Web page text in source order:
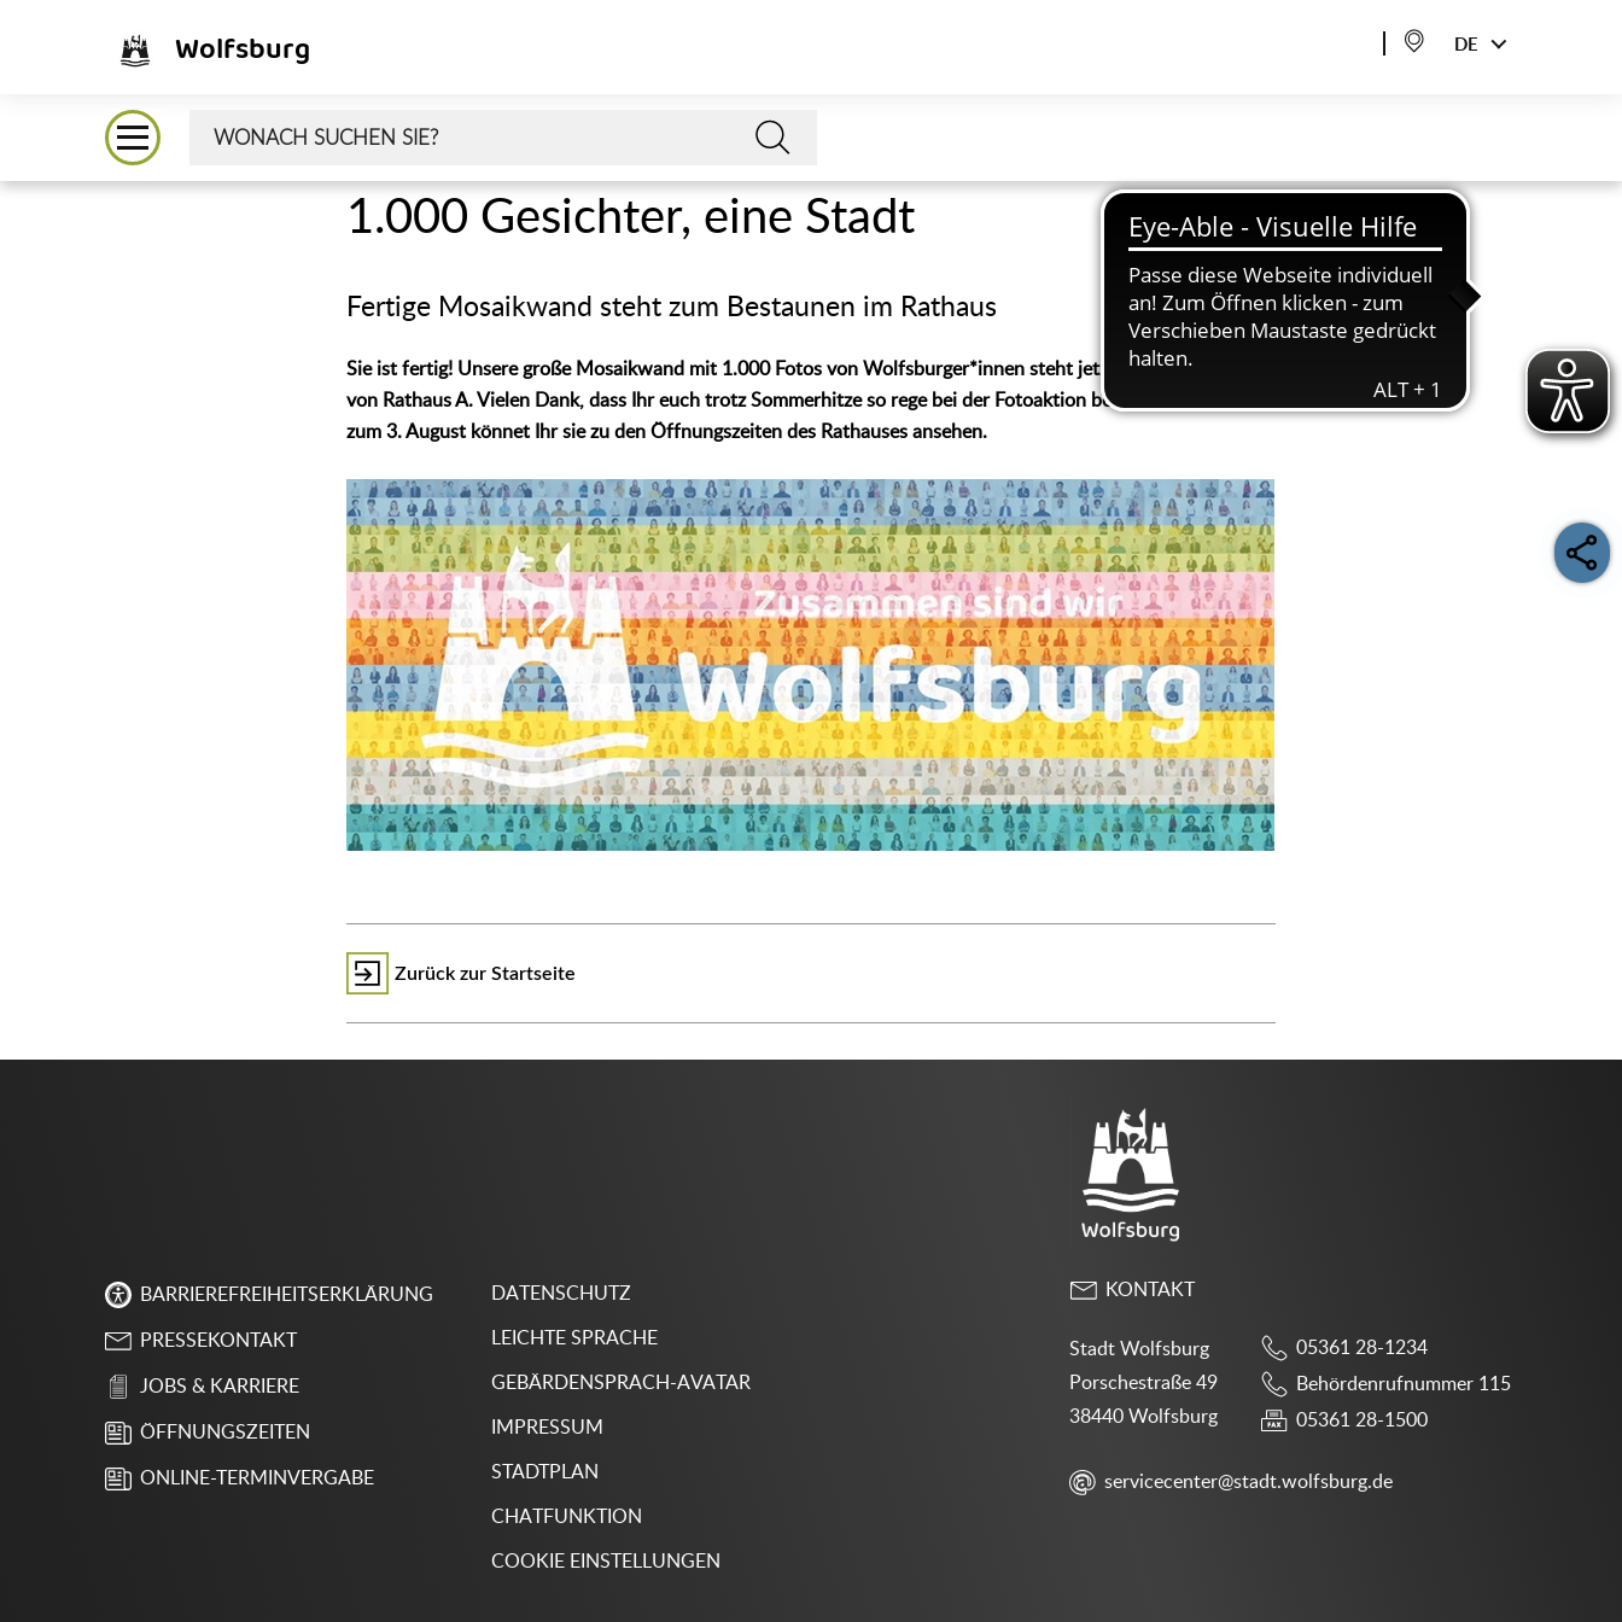
Wolfsburg DE
1.000 Gesichter, eine Stadt
Fertige Mosaikwand steht zum Bestaunen im Rathaus
Sie ist fertig! Unsere große Mosaikwand mit 1.000 Fotos von Wolfsburger*innen steht jetzt in der Bürgerhalle
von Rathaus A. Vielen Dank, dass Ihr euch trotz Sommerhitze so rege bei der Fotoaktion beteiligt haben. Bis
zum 3. August könnet Ihr sie zu den Öffnungszeiten des Rathauses ansehen.
Zurück zur Startseite
BARRIEREFREIHEITSERKLÄRUNG
PRESSEKONTAKT
JOBS & KARRIERE
ÖFFNUNGSZEITEN
ONLINE-TERMINVERGABE
DATENSCHUTZ
LEICHTE SPRACHE
GEBÄRDENSPRACH-AVATAR
IMPRESSUM
STADTPLAN
CHATFUNKTION
COOKIE EINSTELLUNGEN
KONTAKT
Stadt Wolfsburg
Porschestraße 49
38440 Wolfsburg
05361 28-1234
Behördenrufnummer 115
05361 28-1500
servicecenter@stadt.wolfsburg.de